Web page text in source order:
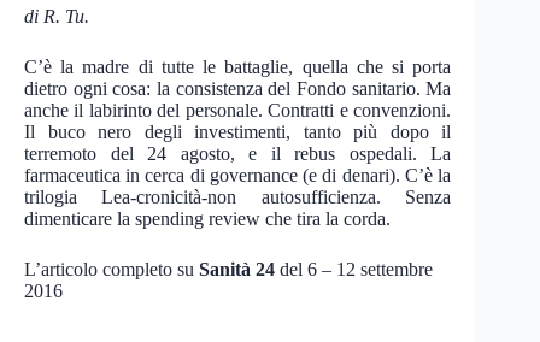
di R. Tu.
C’è la madre di tutte le battaglie, quella che si porta
dietro ogni cosa: la consistenza del Fondo sanitario. Ma
anche il labirinto del personale. Contratti e convenzioni.
Il buco nero degli investimenti, tanto più dopo il
terremoto del 24 agosto, e il rebus ospedali. La
farmaceutica in cerca di governance (e di denari). C’è la
trilogia Lea-cronicità-non autosufficienza. Senza
dimenticare la spending review che tira la corda.
L’articolo completo su Sanità 24 del 6 – 12 settembre
2016